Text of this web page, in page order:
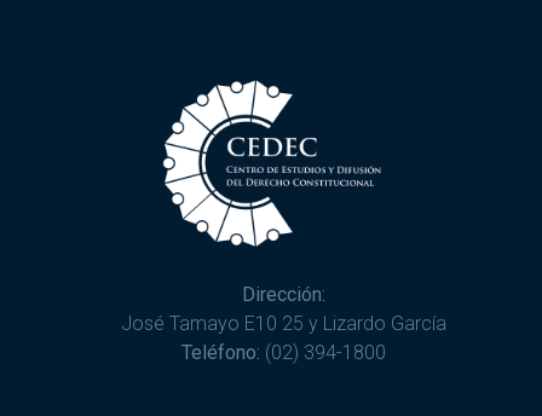
Dirección:
José Tamayo E10 25 y Lizardo García
Teléfono: (02) 394-1800